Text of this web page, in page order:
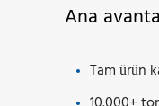
Ana
Tam ürün